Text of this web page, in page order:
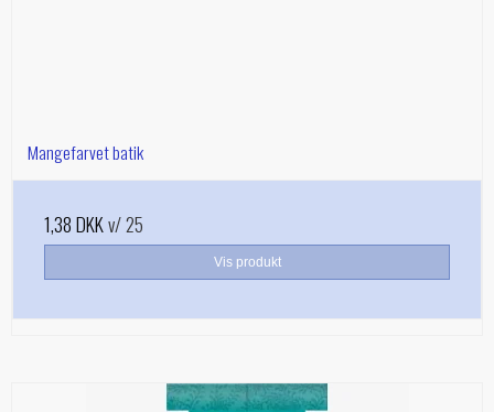
Mangefarvet batik
1,38 DKKv/ 25
Vis produkt